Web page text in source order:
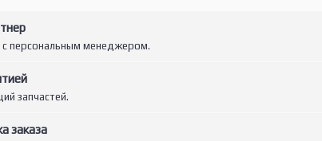
персональным менеджером.
запчастей.
заказа